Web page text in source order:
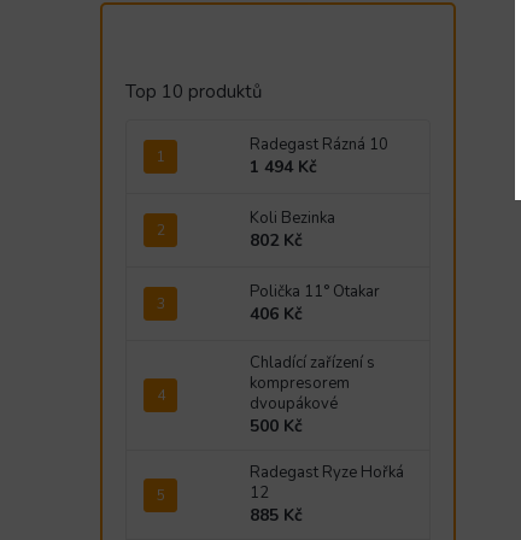
Top 10 produktů
Radegast Rázná 10
1 494 Kč
Koli Bezinka
802 Kč
Polička 11° Otakar
406 Kč
Chladící zařízení s
kompresorem
dvoupákové
500 Kč
Radegast Ryze Hořká
12
885 Kč